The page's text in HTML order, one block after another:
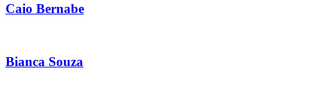
Caio Bernabe
Bianca Souza